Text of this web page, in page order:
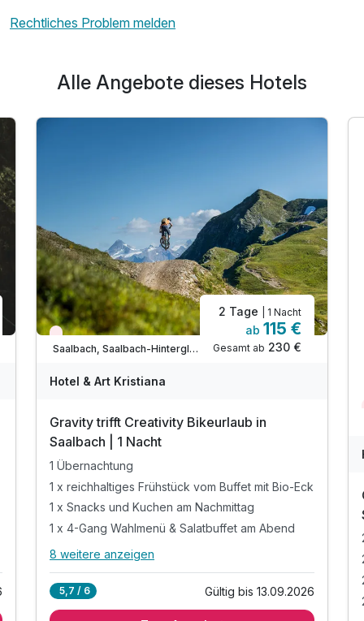
Rechtliches Problem melden
Alle Angebote dieses Hotels
Nur noch Restplätze
Saalbach, Saalbach-Hinterglemm
2 Tage | 1 Nacht
ab 115 €
Gesamt ab 230 €
Hotel & Art Kristiana
Gravity trifft Creativity Bikeurlaub in
Saalbach | 1 Nacht
1 Übernachtung
1 x reichhaltiges Frühstück vom Buffet mit Bio-Eck
1 x Snacks und Kuchen am Nachmittag
1 x 4-Gang Wahlmenü & Salatbuffet am Abend
Alle Inklusivleistungen
8 weitere anzeigen
5,7 / 6 Gültig bis 13.09.2026